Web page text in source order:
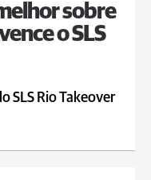
sobre
o SLS
SLS Rio Takeover